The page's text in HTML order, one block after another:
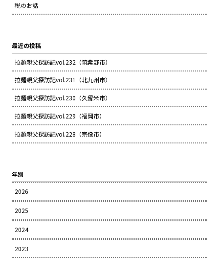
税のお話
最近の投稿
拉麺親父探訪記vol.232（筑紫野市）
拉麺親父探訪記vol.231（北九州市）
拉麺親父探訪記vol.230（久留米市）
拉麺親父探訪記vol.229（福岡市）
拉麺親父探訪記vol.228（宗像市）
年別
2026
2025
2024
2023